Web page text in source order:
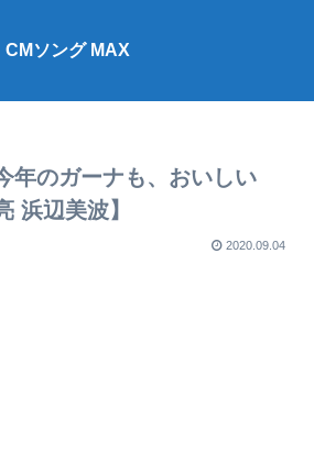
CMソング MAX
年のガーナも、おいしい
浜辺美波】
2020.09.04